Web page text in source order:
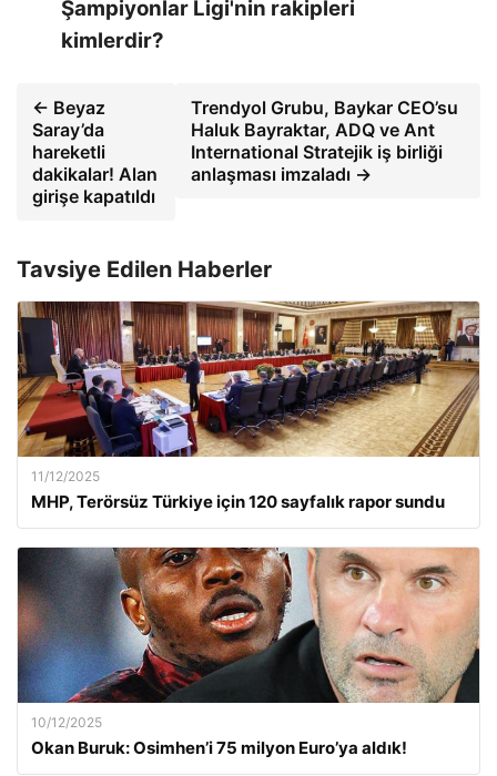
Şampiyonlar Ligi'nin rakipleri
kimlerdir?
← Beyaz
Saray’da
hareketli
dakikalar! Alan
girişe kapatıldı
Trendyol Grubu, Baykar CEO’su
Haluk Bayraktar, ADQ ve Ant
International Stratejik iş birliği
anlaşması imzaladı →
Tavsiye Edilen Haberler
11/12/2025
MHP, Terörsüz Türkiye için 120 sayfalık rapor sundu
10/12/2025
Okan Buruk: Osimhen’i 75 milyon Euro’ya aldık!